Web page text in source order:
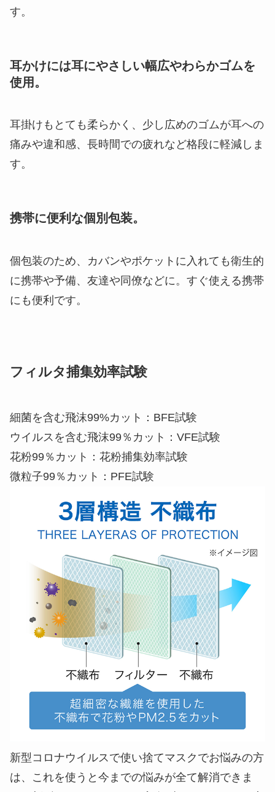
す。
耳かけには耳にやさしい幅広やわらかゴムを
使用。
耳掛けもとても柔らかく、少し広めのゴムが耳への
痛みや違和感、長時間での疲れなど格段に軽減しま
す。
携帯に便利な個別包装。
個包装のため、カバンやポケットに入れても衛生的
に携帯や予備、友達や同僚などに。すぐ使える携帯
にも便利です。
フィルタ捕集効率試験
細菌を含む飛沫99%カット：BFE試験
ウイルスを含む飛沫99％カット：VFE試験
花粉99％カット：花粉捕集効率試験
微粒子99％カット：PFE試験
新型コロナウイルスで使い捨てマスクでお悩みの方
は、これを使うと今までの悩みが全て解消できま